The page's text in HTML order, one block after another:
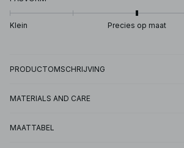
Klein Precies op maat
PRODUCTOMSCHRIJVING
MATERIALS AND CARE
MAATTABEL